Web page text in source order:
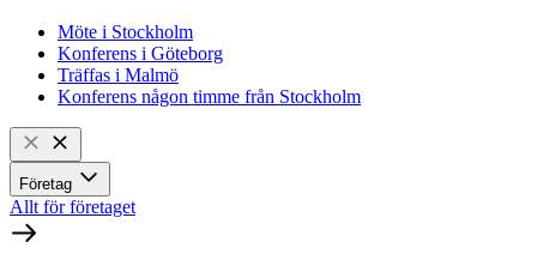
Möte i Stockholm
Konferens i Göteborg
Träffas i Malmö
Konferens någon timme från Stockholm
Företag
Allt för företaget